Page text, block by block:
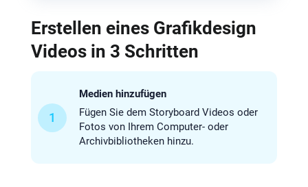
Erstellen eines Grafikdesign
Videos in 3 Schritten
1
Medien hinzufügen
Fügen Sie dem Storyboard Videos oder
Fotos von Ihrem Computer- oder
Archivbibliotheken hinzu.